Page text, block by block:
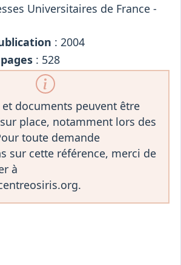
Universitaires de France -
: 2004
: 528
et documents peuvent être
place, notamment lors des
toute demande
sur cette référence, merci de
à